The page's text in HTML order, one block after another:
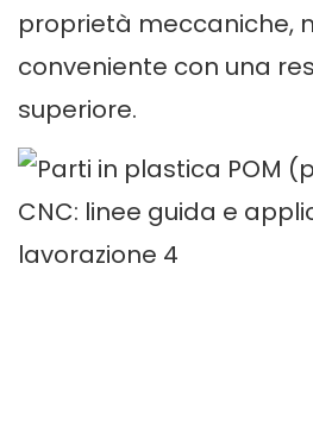
proprietà meccaniche,
conveniente con una
superiore.